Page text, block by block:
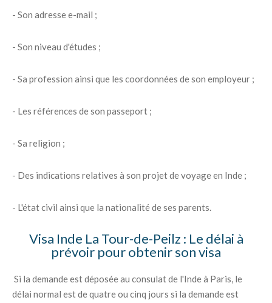
- Son adresse e-mail ;
- Son niveau d'études ;
- Sa profession ainsi que les coordonnées de son employeur ;
- Les références de son passeport ;
- Sa religion ;
- Des indications relatives à son projet de voyage en Inde ;
- L'état civil ainsi que la nationalité de ses parents.
Visa Inde La Tour-de-Peilz : Le délai à
prévoir pour obtenir son visa
Si la demande est déposée au consulat de l'Inde à Paris, le
délai normal est de quatre ou cinq jours si la demande est